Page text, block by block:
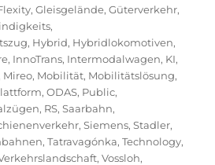
,Gleisgelände,Güterverkehr,
,
, Hybrid, Hybridlokomotiven,
, InnoTrans, Intermodalwagen, KI,
Mireo, Mobilität, Mobilitätslösung,
,ODAS, Public,
, RS,Saarbahn,
,Siemens,Stadler,
,Tatravagónka,Technology,
,Vossloh,